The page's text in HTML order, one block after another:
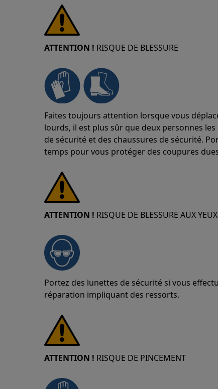
ATTENTION ! RISQUE DE BLESSURE
Faites toujours attention lorsque vous
lourds, il est plus sûr que deux personnes
de sécurité et des chaussures de sécurité.
temps pour vous protéger des coupures
ATTENTION ! RISQUE DE BLESSURE AUX YEUX
Portez des lunettes de sécurité si vous
réparation impliquant des ressorts.
ATTENTION ! RISQUE DE PINCEMENT